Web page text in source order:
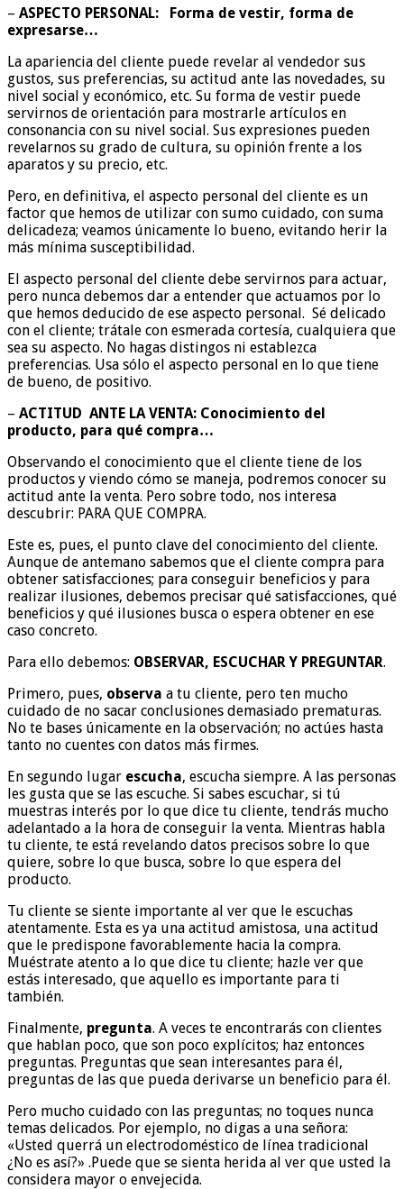
– ASPECTO PERSONAL: Forma de vestir, forma de
expresarse…
La apariencia del cliente puede revelar al vendedor sus
gustos, sus preferencias, su actitud ante las novedades, su
nivel social y económico, etc. Su forma de vestir puede
servirnos de orientación para mostrarle artículos en
consonancia con su nivel social. Sus expresiones pueden
revelarnos su grado de cultura, su opinión frente a los
aparatos y su precio, etc.
Pero, en definitiva, el aspecto personal del cliente es un
factor que hemos de utilizar con sumo cuidado, con suma
delicadeza; veamos únicamente lo bueno, evitando herir la
más mínima susceptibilidad.
El aspecto personal del cliente debe servirnos para actuar,
pero nunca debemos dar a entender que actuamos por lo
que hemos deducido de ese aspecto personal. Sé delicado
con el cliente; trátale con esmerada cortesía, cualquiera que
sea su aspecto. No hagas distingos ni establezca
preferencias. Usa sólo el aspecto personal en lo que tiene
de bueno, de positivo.
– ACTITUD ANTE LA VENTA: Conocimiento del
producto, para qué compra…
Observando el conocimiento que el cliente tiene de los
productos y viendo cómo se maneja, podremos conocer su
actitud ante la venta. Pero sobre todo, nos interesa
descubrir: PARA QUE COMPRA.
Este es, pues, el punto clave del conocimiento del cliente.
Aunque de antemano sabemos que el cliente compra para
obtener satisfacciones; para conseguir beneficios y para
realizar ilusiones, debemos precisar qué satisfacciones, qué
beneficios y qué ilusiones busca o espera obtener en ese
caso concreto.
Para ello debemos: OBSERVAR, ESCUCHAR Y PREGUNTAR.
Primero, pues, observa a tu cliente, pero ten mucho
cuidado de no sacar conclusiones demasiado prematuras.
No te bases únicamente en la observación; no actúes hasta
tanto no cuentes con datos más firmes.
En segundo lugar escucha, escucha siempre. A las personas
les gusta que se las escuche. Si sabes escuchar, si tú
muestras interés por lo que dice tu cliente, tendrás mucho
adelantado a la hora de conseguir la venta. Mientras habla
tu cliente, te está revelando datos precisos sobre lo que
quiere, sobre lo que busca, sobre lo que espera del
producto.
Tu cliente se siente importante al ver que le escuchas
atentamente. Esta es ya una actitud amistosa, una actitud
que le predispone favorablemente hacia la compra.
Muéstrate atento a lo que dice tu cliente; hazle ver que
estás interesado, que aquello es importante para ti
también.
Finalmente, pregunta. A veces te encontrarás con clientes
que hablan poco, que son poco explícitos; haz entonces
preguntas. Preguntas que sean interesantes para él,
preguntas de las que pueda derivarse un beneficio para él.
Pero mucho cuidado con las preguntas; no toques nunca
temas delicados. Por ejemplo, no digas a una señora:
«Usted querrá un electrodoméstico de línea tradicional
¿No es así?» .Puede que se sienta herida al ver que usted la
considera mayor o envejecida.